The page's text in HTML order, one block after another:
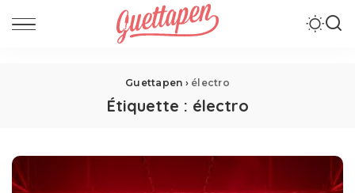
Guettapen › électro
Étiquette : électro